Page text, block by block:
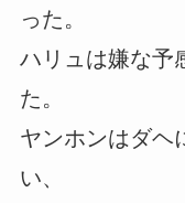
った。
ハリュは嫌な予
た。
ヤンホンはダヘ
い、